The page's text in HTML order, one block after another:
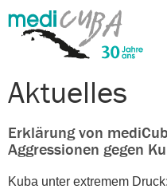
Aktuelles
Erklärung von
Aggressionen gegen
Kuba unter extremem